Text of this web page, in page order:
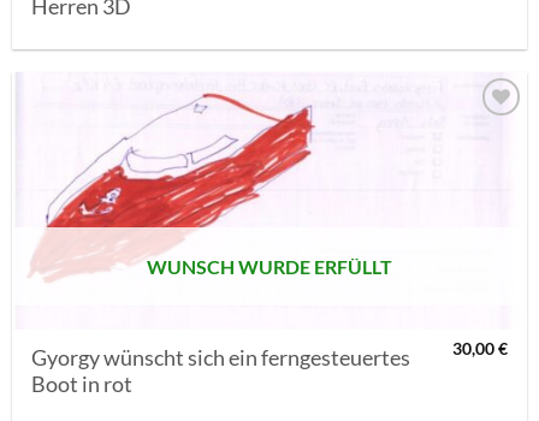
Herren 3D
WUNSCH WURDE ERFÜLLT
Gyorgy wünscht sich ein ferngesteuertes
Boot in rot
30,00€